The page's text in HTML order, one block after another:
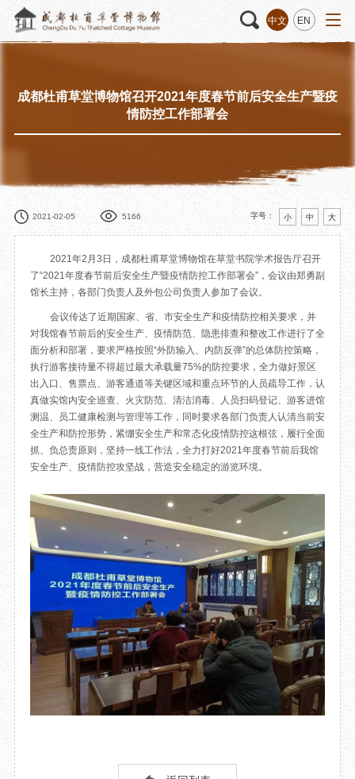
中文 EN
请
“人日游草堂”系列文化活动
数字资源
捐赠名录
文创 杜甫草堂文创馆
文创精品
数字文创
IP授权
草堂艺术中心
文创咨询
景点 正门
大廨
诗史堂
柴门
工部祠
少陵草堂碑亭
茅屋景区
红墙花径
大雅堂
万佛楼
草堂书院
千诗碑
成都杜甫草堂博物馆召开2021年度春节前后安全生产暨疫
情防控工作部署会
2021-02-05 5166 字号： 小 中 大
2021年2月3日，成都杜甫草堂博物馆在草堂书院学术报告厅召开
了“2021年度春节前后安全生产暨疫情防控工作部署会”，会议由郑勇副
馆长主持，各部门负责人及外包公司负责人参加了会议。
会议传达了近期国家、省、市安全生产和疫情防控相关要求，并
对我馆春节前后的安全生产、疫情防范、隐患排查和整改工作进行了全
面分析和部署，要求严格按照“外防输入、内防反弹”的总体防控策略，
执行游客接待量不得超过最大承载量75%的防控要求，全力做好景区
出入口、售票点、游客通道等关键区域和重点环节的人员疏导工作，认
真做实馆内安全巡查、火灾防范、清洁消毒、人员扫码登记、游客进馆
测温、员工健康检测与管理等工作，同时要求各部门负责人认清当前安
全生产和防控形势，紧绷安全生产和常态化疫情防控这根弦，履行全面
抓、负总责原则，坚持一线工作法，全力打好2021年度春节前后我馆
安全生产、疫情防控攻坚战，营造安全稳定的游览环境。